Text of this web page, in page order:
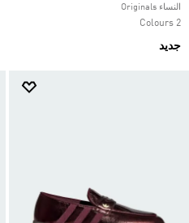
النساء Originals
2 Colours
جديد